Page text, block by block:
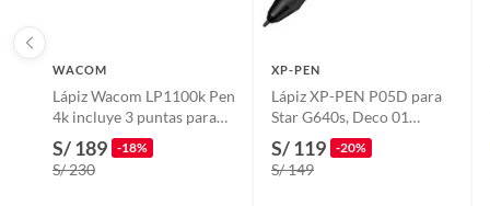
Incluye Lapiz
WACOM
Lápiz Wacom LP1100k Pen
4k incluye 3 puntas para
CTL4100 CTL6100
S/ 189 -18%
S/ 230
XP-PEN
Lápiz XP-PEN P05D para
Star G640s, Deco 01
V2/V3, Deco 03, Deco
Mini 7/7W, Deco Fun
(SPE36)
S/ 119 -20%
S/ 149